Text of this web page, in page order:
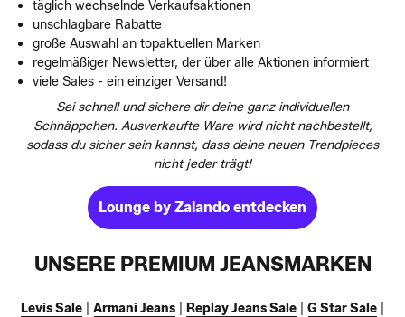
täglich wechselnde Verkaufsaktionen
unschlagbare Rabatte
große Auswahl an topaktuellen Marken
regelmäßiger Newsletter, der über alle Aktionen informiert
viele Sales - ein einziger Versand!
Sei schnell und sichere dir deine ganz individuellen
Schnäppchen. Ausverkaufte Ware wird nicht nachbestellt,
sodass du sicher sein kannst, dass deine neuen Trendpieces
nicht jeder trägt!
Lounge by Zalando entdecken
UNSERE PREMIUM JEANSMARKEN
Levis Sale Armani Jeans Replay Jeans Sale G Star Sale